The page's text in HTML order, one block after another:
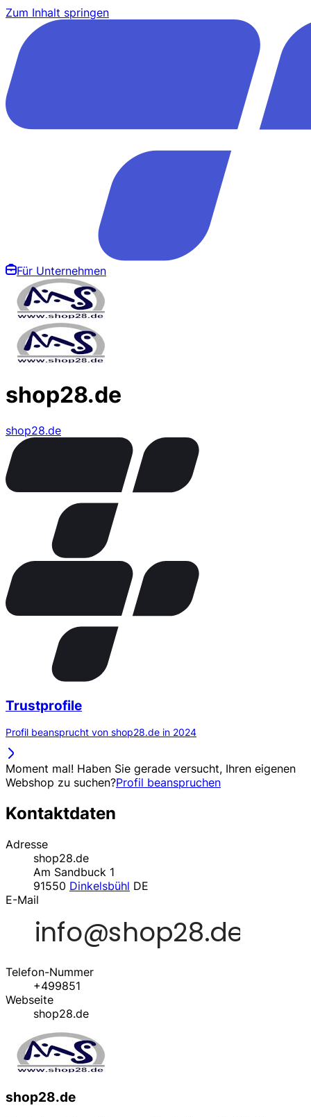
Zum Inhalt springen
Für Unternehmen
shop28.de
shop28.de
Trustprofile
Profil beansprucht von shop28.de in 2024
Moment mal! Haben Sie gerade versucht, Ihren eigenen
Webshop zu suchen?Profil beanspruchen
Kontaktdaten
Adresse
shop28.de
Am Sandbuck 1
91550 Dinkelsbühl DE
E-Mail
Telefon-Nummer
+499851
Webseite
shop28.de
shop28.de